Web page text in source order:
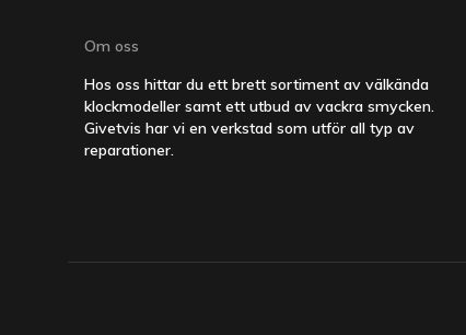
Om oss
Hos oss hittar du ett brett sortiment av välkända
klockmodeller samt ett utbud av vackra smycken.
Givetvis har vi en verkstad som utför all typ av
reparationer.